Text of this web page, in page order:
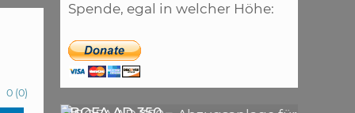
0 (0)
Spende, egal in welcher Höhe: